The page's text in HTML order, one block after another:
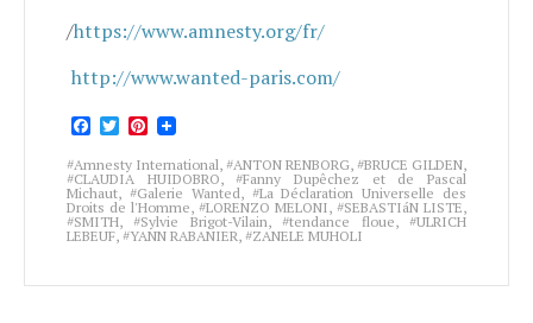
/https://www.amnesty.org/fr/
http://www.wanted-paris.com/
Facebook
TwitterPinterest
Amnesty International, ANTON RENBORG, BRUCE GILDEN,
CLAUDIA HUIDOBRO, Fanny Dupêchez et de Pascal
Michaut, Galerie Wanted,
La Déclaration Universelle des
Droits de l'Homme, LORENZO MELONI, SEBASTIáN LISTE,
SMITH, Sylvie Brigot-Vilain, tendance floue, ULRICH
LEBEUF, YANN RABANIER, ZANELE MUHOLI